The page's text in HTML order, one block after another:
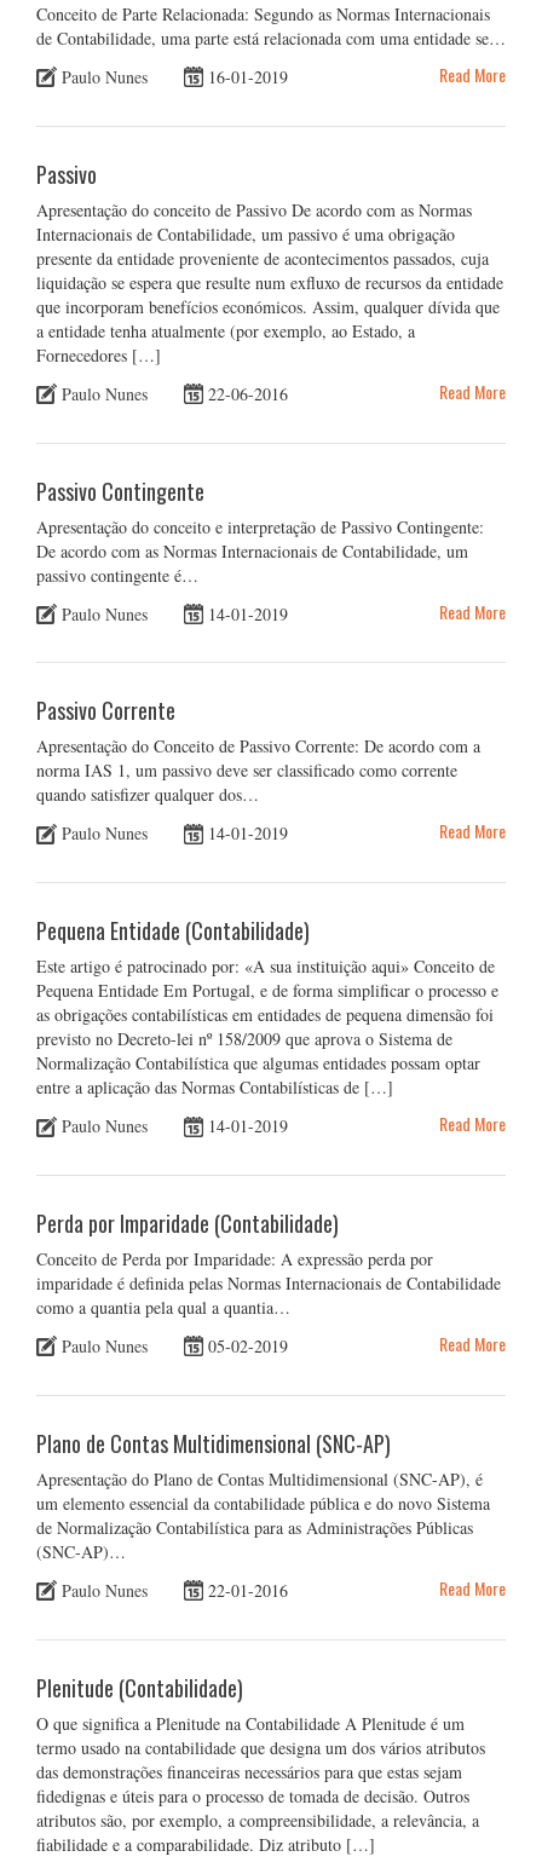
Conceito de Parte Relacionada: Segundo as Normas Internacionais
de Contabilidade, uma parte está relacionada com uma entidade se…
Paulo Nunes
16-01-2019 Read More
Passivo
Apresentação do conceito de Passivo De acordo com as Normas
Internacionais de Contabilidade, um passivo é uma obrigação
presente da entidade proveniente de acontecimentos passados, cuja
liquidação se espera que resulte num exfluxo de recursos da entidade
que incorporam benefícios económicos. Assim, qualquer dívida que
a entidade tenha atualmente (por exemplo, ao Estado, a
Fornecedores […]
Paulo Nunes
22-06-2016 Read More
Passivo Contingente
Apresentação do conceito e interpretação de Passivo Contingente:
De acordo com as Normas Internacionais de Contabilidade, um
passivo contingente é…
Paulo Nunes
14-01-2019 Read More
Passivo Corrente
Apresentação do Conceito de Passivo Corrente: De acordo com a
norma IAS 1, um passivo deve ser classificado como corrente
quando satisfizer qualquer dos…
Paulo Nunes
14-01-2019 Read More
Pequena Entidade (Contabilidade)
Este artigo é patrocinado por: «A sua instituição aqui» Conceito de
Pequena Entidade Em Portugal, e de forma simplificar o processo e
as obrigações contabilísticas em entidades de pequena dimensão foi
previsto no Decreto-lei nº 158/2009 que aprova o Sistema de
Normalização Contabilística que algumas entidades possam optar
entre a aplicação das Normas Contabilísticas de […]
Paulo Nunes
14-01-2019 Read More
Perda por Imparidade (Contabilidade)
Conceito de Perda por Imparidade: A expressão perda por
imparidade é definida pelas Normas Internacionais de Contabilidade
como a quantia pela qual a quantia…
Paulo Nunes
05-02-2019 Read More
Plano de Contas Multidimensional (SNC-AP)
Apresentação do Plano de Contas Multidimensional (SNC-AP), é
um elemento essencial da contabilidade pública e do novo Sistema
de Normalização Contabilística para as Administrações Públicas
(SNC-AP)…
Paulo Nunes
22-01-2016 Read More
Plenitude (Contabilidade)
O que significa a Plenitude na Contabilidade A Plenitude é um
termo usado na contabilidade que designa um dos vários atributos
das demonstrações financeiras necessários para que estas sejam
fidedignas e úteis para o processo de tomada de decisão. Outros
atributos são, por exemplo, a compreensibilidade, a relevância, a
fiabilidade e a comparabilidade. Diz atributo […]